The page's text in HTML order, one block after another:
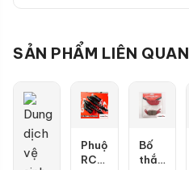
SẢN PHẨM LIÊN QUAN
Phuộc
RCB
Bố
thắng